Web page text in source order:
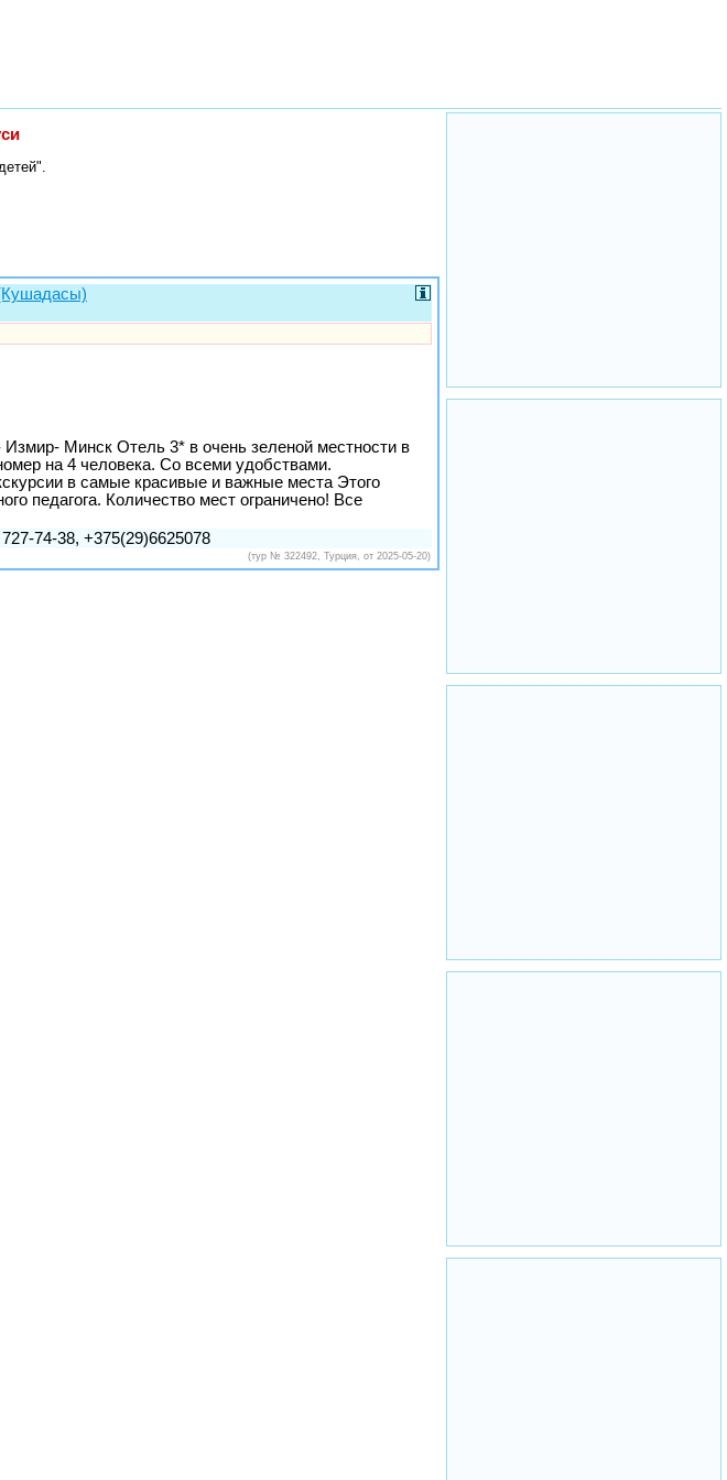
Минск Отель 3* в очень зеленой местности в
на 4 человека. Со всеми удобствами.
в самые красивые и важные места Этого
педагога. Количество мест ограничено! Все
74-38, +375(29)6625078
(тур № 322492, Турция, от 2025-05-20)